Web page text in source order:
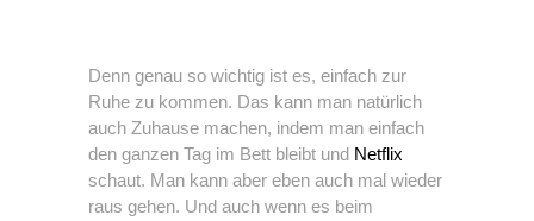
Denn genau so wichtig ist es, einfach zur
Ruhe zu kommen. Das kann man natürlich
auch Zuhause machen, indem man einfach
den ganzen Tag im Bett bleibt und Netflix
schaut. Man kann aber eben auch mal wieder
raus gehen. Und auch wenn es beim